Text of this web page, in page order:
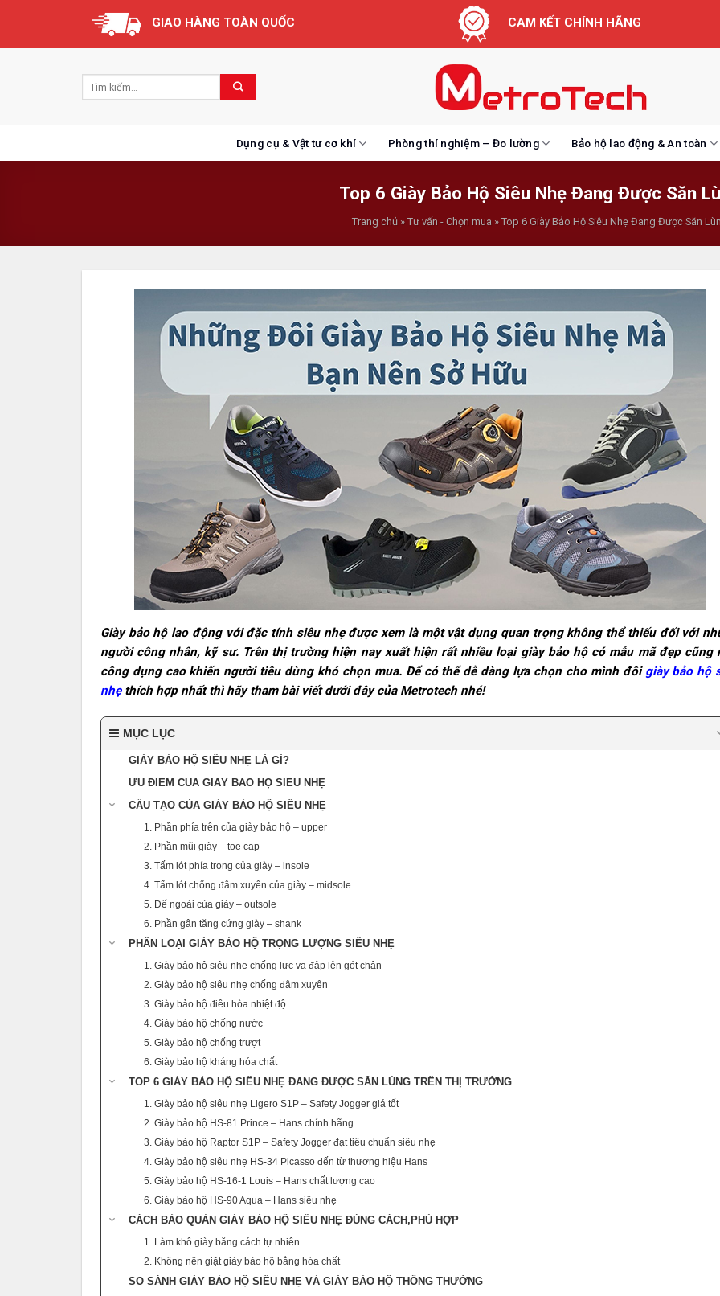
content
GIAO HÀNG TOÀN QUỐC CAM KẾT CHÍNH HÃNG
Dụng cụ & Vật tư cơ khí Phòng thí nghiệm – Đo lường Bảo hộ lao động & An toàn
Top 6 Giày Bảo Hộ Siêu Nhẹ Đang Được Săn
Trang chủ » Tư vấn - Chọn mua » Top 6 Giày Bảo Hộ Siêu Nhẹ Đang Được Săn
Giày bảo hộ lao động với đặc tính siêu nhẹ được xem là một vật dụng quan trọng không thể thiếu đối với
người công nhân, kỹ sư. Trên thị trường hiện nay xuất hiện rất nhiều loại giày bảo hộ có mẫu mã đẹp cũng
công dụng cao khiến người tiêu dùng khó chọn mua. Để có thể dễ dàng lựa chọn cho mình đôi giày bảo hộ
nhẹthích hợp nhất thì hãy tham bài viết dưới đây của Metrotech nhé!
MỤC LỤC
GIÀY BẢO HỘ SIÊU NHẸ LÀ GÌ?
ƯU ĐIỂM CỦA GIÀY BẢO HỘ SIÊU NHẸ
CẤU TẠO CỦA GIÀY BẢO HỘ SIÊU NHẸ
1. Phần phía trên của giày bảo hộ – upper
2. Phần mũi giày – toe cap
3. Tấm lót phía trong của giày – insole
4. Tấm lót chống đâm xuyên của giày – midsole
5. Đế ngoài của giày – outsole
6. Phần gân tăng cứng giày – shank
PHÂN LOẠI GIÀY BẢO HỘ TRỌNG LƯỢNG SIÊU NHẸ
1. Giày bảo hộ siêu nhẹ chống lực va đập lên gót chân
2. Giày bảo hộ siêu nhẹ chống đâm xuyên
3. Giày bảo hộ điều hòa nhiệt độ
4. Giày bảo hộ chống nước
5. Giày bảo hộ chống trượt
6. Giày bảo hộ kháng hóa chất
TOP 6 GIÀY BẢO HỘ SIÊU NHẸ ĐANG ĐƯỢC SĂN LÙNG TRÊN THỊ TRƯỜNG
1. Giày bảo hộ siêu nhẹ Ligero S1P – Safety Jogger giá tốt
2. Giày bảo hộ HS-81 Prince – Hans chính hãng
3. Giày bảo hộ Raptor S1P – Safety Jogger đạt tiêu chuẩn siêu nhẹ
4. Giày bảo hộ siêu nhẹ HS-34 Picasso đến từ thương hiệu Hans
5. Giày bảo hộ HS-16-1 Louis – Hans chất lượng cao
6. Giày bảo hộ HS-90 Aqua – Hans siêu nhẹ
CÁCH BẢO QUẢN GIÀY BẢO HỘ SIÊU NHẸ ĐÚNG CÁCH,PHÙ HỢP
1. Làm khô giày bằng cách tự nhiên
2. Không nên giặt giày bảo hộ bằng hóa chất
SO SÁNH GIÀY BẢO HỘ SIÊU NHẸ VÀ GIÀY BẢO HỘ THÔNG THƯỜNG